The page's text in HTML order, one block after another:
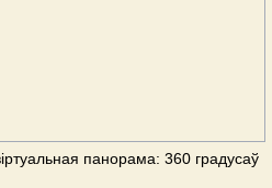
панорама: 360 градусаў